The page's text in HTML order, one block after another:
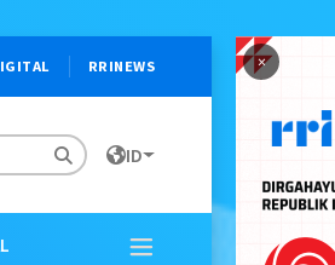
×
RRINEWS
ID